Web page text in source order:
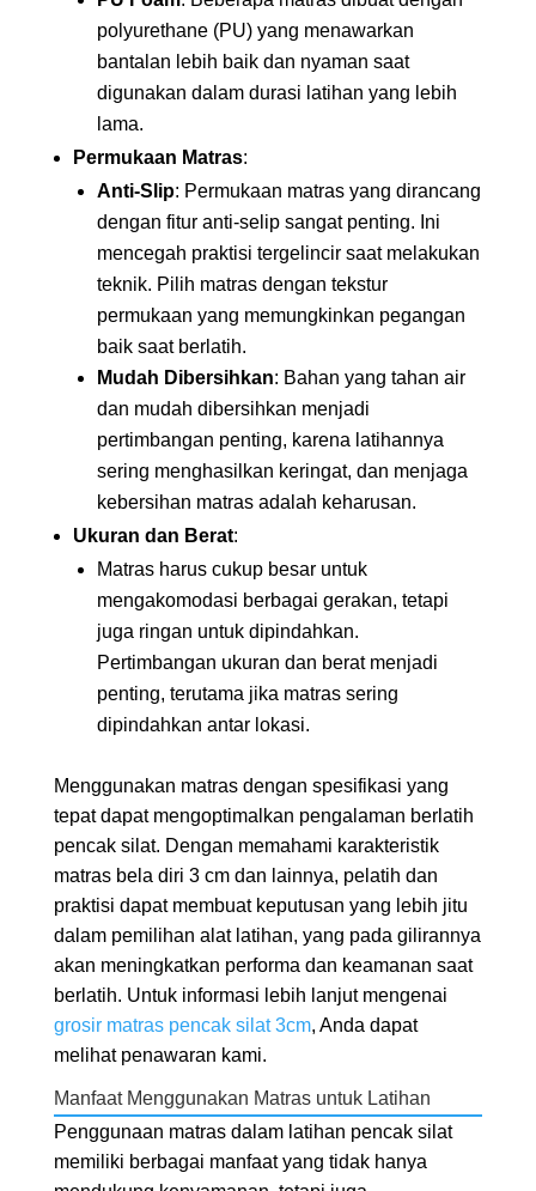
polyurethane (PU) yang menawarkan
bantalan lebih baik dan nyaman saat
digunakan dalam durasi latihan yang lebih
lama.
Permukaan Matras:
Anti-Slip: Permukaan matras yang dirancang
dengan fitur anti-selip sangat penting. Ini
mencegah praktisi tergelincir saat melakukan
teknik. Pilih matras dengan tekstur
permukaan yang memungkinkan pegangan
baik saat berlatih.
Mudah Dibersihkan: Bahan yang tahan air
dan mudah dibersihkan menjadi
pertimbangan penting, karena latihannya
sering menghasilkan keringat, dan menjaga
kebersihan matras adalah keharusan.
Ukuran dan Berat:
Matras harus cukup besar untuk
mengakomodasi berbagai gerakan, tetapi
juga ringan untuk dipindahkan.
Pertimbangan ukuran dan berat menjadi
penting, terutama jika matras sering
dipindahkan antar lokasi.
Menggunakan matras dengan spesifikasi yang
tepat dapat mengoptimalkan pengalaman berlatih
pencak silat. Dengan memahami karakteristik
matras bela diri 3 cm dan lainnya, pelatih dan
praktisi dapat membuat keputusan yang lebih jitu
dalam pemilihan alat latihan, yang pada gilirannya
akan meningkatkan performa dan keamanan saat
berlatih. Untuk informasi lebih lanjut mengenai
grosir matras pencak silat 3cm, Anda dapat
melihat penawaran kami.
Manfaat Menggunakan Matras untuk Latihan
Penggunaan matras dalam latihan pencak silat
memiliki berbagai manfaat yang tidak hanya